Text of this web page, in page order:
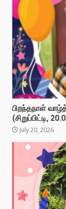
பிறந்தநாள்
(சிறுப்பிட்டி,
July 20, 2026